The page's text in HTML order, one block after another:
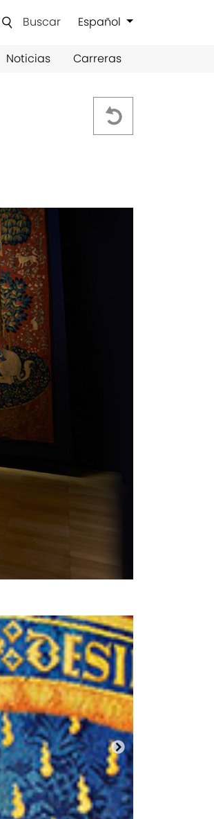
Buscar Español
Noticias Carreras
Próxima